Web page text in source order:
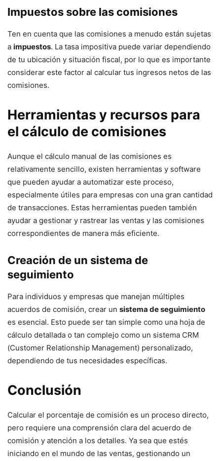
Impuestos sobre las comisiones
Ten en cuenta que las comisiones a menudo están sujetas
a impuestos. La tasa impositiva puede variar dependiendo
de tu ubicación y situación fiscal, por lo que es importante
considerar este factor al calcular tus ingresos netos de las
comisiones.
Herramientas y recursos para
el cálculo de comisiones
Aunque el cálculo manual de las comisiones es
relativamente sencillo, existen herramientas y software
que pueden ayudar a automatizar este proceso,
especialmente útiles para empresas con una gran cantidad
de transacciones. Estas herramientas pueden también
ayudar a gestionar y rastrear las ventas y las comisiones
correspondientes de manera más eficiente.
Creación de un sistema de
seguimiento
Para individuos y empresas que manejan múltiples
acuerdos de comisión, crear un sistema de seguimiento
es esencial. Esto puede ser tan simple como una hoja de
cálculo detallada o tan complejo como un sistema CRM
(Customer Relationship Management) personalizado,
dependiendo de tus necesidades específicas.
Conclusión
Calcular el porcentaje de comisión es un proceso directo,
pero requiere una comprensión clara del acuerdo de
comisión y atención a los detalles. Ya sea que estés
iniciando en el mundo de las ventas, gestionando un